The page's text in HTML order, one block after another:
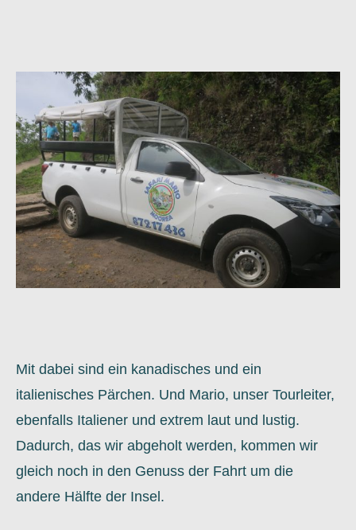
Mit dabei sind ein kanadisches und ein
italienisches Pärchen. Und Mario, unser Tourleiter,
ebenfalls Italiener und extrem laut und lustig.
Dadurch, das wir abgeholt werden, kommen wir
gleich noch in den Genuss der Fahrt um die
andere Hälfte der Insel.